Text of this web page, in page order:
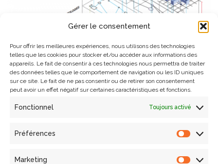
Gérer le consentement
Pour offrir les meilleures expériences, nous utilisons des technologies
telles que les cookies pour stocker et/ou accéder aux informations des
appareils. Le fait de consentir à ces technologies nous permettra de traiter
des données telles que le comportement de navigation ou les ID uniques
sur ce site. Le fait de ne pas consentir ou de retirer son consentement
peut avoir un effet négatif sur certaines caractéristiques et fonctions.
Fonctionnel Toujours activé
Préférences
Marketing
Soutenance de thèse d’Antoine
Gros « Vers un environnement
numérique collaboratif pour
comportement de structures » le 2
avril 2025